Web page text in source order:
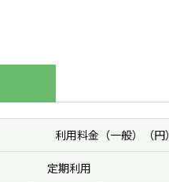
利用料金（一般）（円）
定期利用